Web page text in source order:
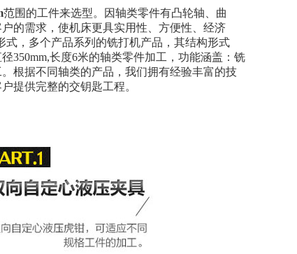
范围的工件来选型。因轴类零件有凸轮轴、曲
的需求，使机床更具实用性、方便性、经济
，多个产品系列的铣打机产品，其结构形式
350mm,长度6米的轴类零件加工，功能涵盖：铣
根据不同轴类的产品，我们拥有经验丰富的技
提供完整的交钥匙工程。